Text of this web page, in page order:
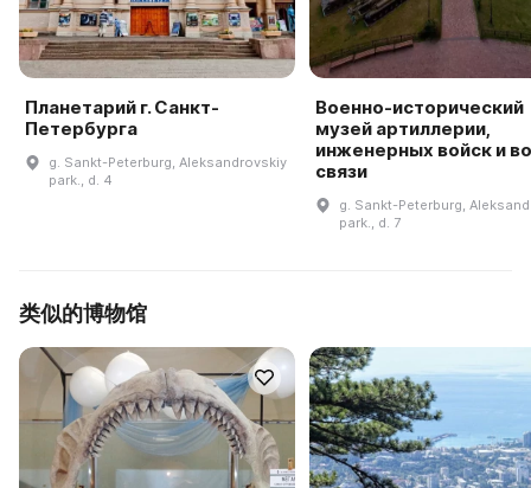
Планетарий г. Санкт-
Петербурга
g. Sankt-Peterburg, Aleksandrovskiy
park., d. 4
Военно-исторический
музей артиллерии,
инженерных войск и
связи
g. Sankt-Peterburg,
park., d. 7
类似的博物馆